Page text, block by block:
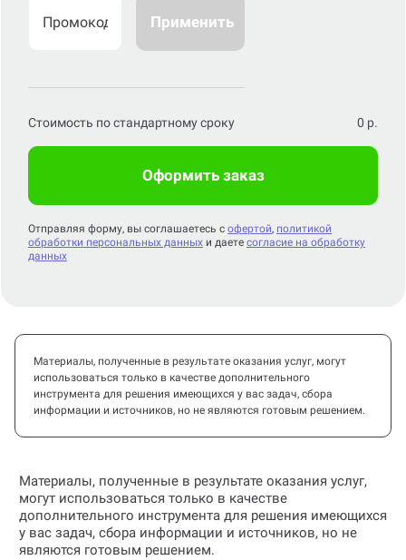
Применить
Стоимость по стандартному сроку 0 р.
Оформить заказ
Отправляя форму, вы соглашаетесь с офертой, политикой
обработки персональных данных и даете согласие на обработку
данных
Материалы, полученные в результате оказания услуг, могут
использоваться только в качестве дополнительного
инструмента для решения имеющихся у вас задач, сбора
информации и источников, но не являются готовым решением.
Материалы, полученные в результате оказания услуг,
могут использоваться только в качестве
дополнительного инструмента для решения имеющихся
у вас задач, сбора информации и источников, но не
являются готовым решением.